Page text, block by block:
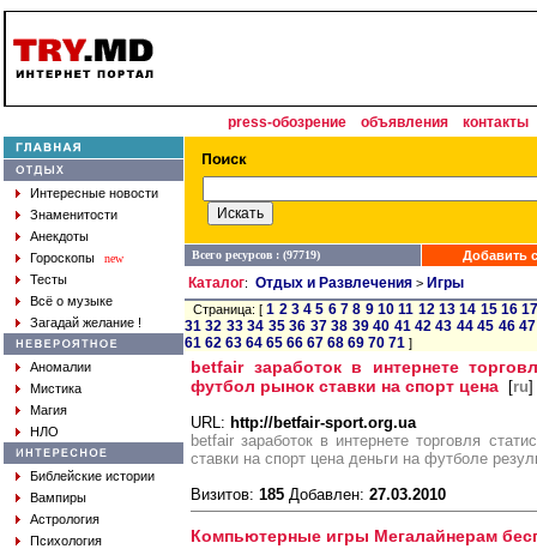
press-обозрение объявления контакты
Интересные новости
Знаменитости
Анекдоты
Гороскопы
new
Тесты
Всё о музыке
Загадай желание !
Аномалии
Мистика
Магия
НЛО
Библейские истории
Вампиры
Астрология
Психология
Всего ресурсов : (97719) Добавить
Каталог: Отдых и Развлечения > Игры
Страница: [1 2 3 4 5 6 7 8 9 10 11 12 13 14 15 16
31 32 33 34 35 36 37 38 39 40 41 42 43 44 45 46 47
61 62 63 64 65 66 67 68 69 70 71 ]
betfair заработок в интернете
футбол рынок ставки на спорт цена [ru]
URL: http://betfair-sport.org.ua
betfair заработок в интернете торговля
ставки на спорт цена деньги на футболе
Визитов: 185 Добавлен: 27.03.2010
Компьютерные игры Мегалайнерам